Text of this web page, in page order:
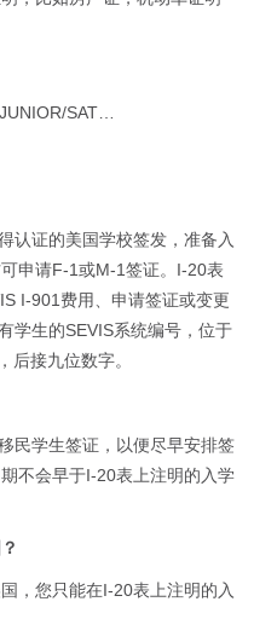
SAT…
认证的美国学校签发，准备入
申请F-1或M-1签证。I-20表
I-901费用、申请签证或变更
学生的SEVIS系统编号，位于
后接九位数字。
民学生签证，以便尽早安排签
不会早于I-20表上注明的入学
，您只能在I-20表上注明的入